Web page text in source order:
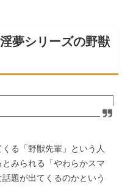
夢シリーズの野獣
る「野獣先輩」という人
みられる「やわらかスマ
題が出てくるのかという